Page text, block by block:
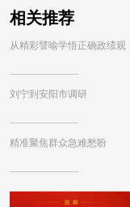
相关推荐
从精彩譬喻学悟正确政绩观
刘宁到安阳市调研
精准聚焦群众急难愁盼